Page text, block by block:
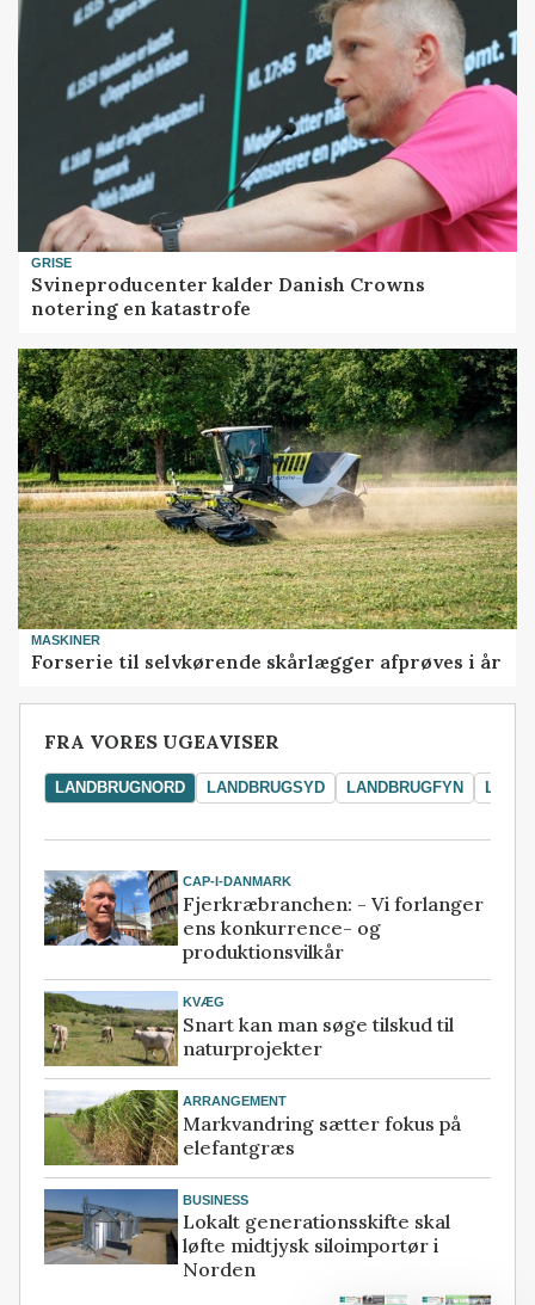
GRISE
Svineproducenter kalder Danish Crowns
notering en katastrofe
MASKINER
Forserie til selvkørende skårlægger afprøves i år
FRA VORES UGEAVISER
LANDBRUGNORD LANDBRUGSYD LANDBRUGFYN
CAP-I-DANMARK
Fjerkræbranchen: - Vi forlanger
ens konkurrence- og
produktionsvilkår
KVÆG
Snart kan man søge tilskud til
naturprojekter
ARRANGEMENT
Markvandring sætter fokus på
elefantgræs
BUSINESS
Lokalt generationsskifte skal
løfte midtjysk siloimportør i
Norden